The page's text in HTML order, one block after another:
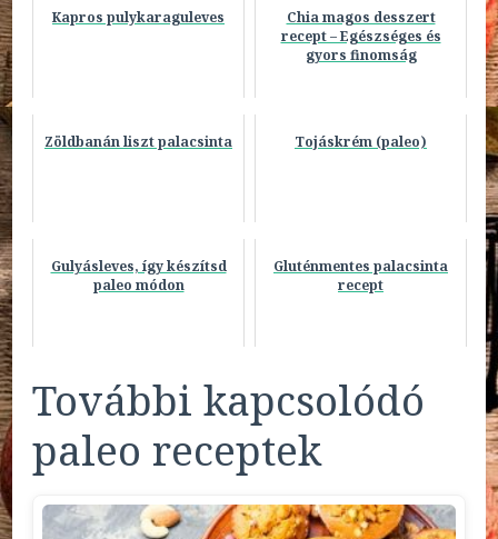
Kapros pulykaraguleves
Chia magos desszert
recept – Egészséges és
gyors finomság
Zöldbanán liszt palacsinta Tojáskrém (paleo)
Gulyásleves, így készítsd
paleo módon
Gluténmentes palacsinta
recept
További kapcsolódó
paleo receptek